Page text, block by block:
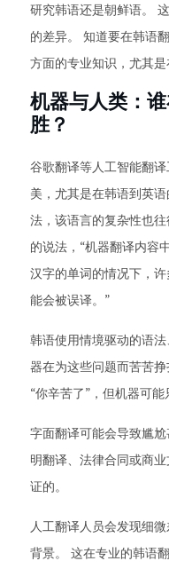
研究韩语还是朝鲜语。
的差异。 知道要在韩语
方面的专业知识，尤其是
机器与人类：
胜？
谷歌翻译等人工智能翻
美，尤其是在韩语到英
法，该语言的复杂性也
的说法，“机器翻译内容
汉字的单词的情况下，
能会被误译。”
韩语使用情境驱动的语
器在为这些问题而苦苦
“你辛苦了”，但机器可能
字面翻译可能会导致尴
明翻译、法律合同或商
证的。
人工翻译人员会发现细
背景。 这在专业的韩语